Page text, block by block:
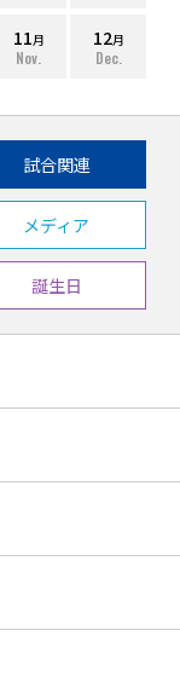
11月
Nov.
12月
Dec.
試合関連
メディア
誕生日